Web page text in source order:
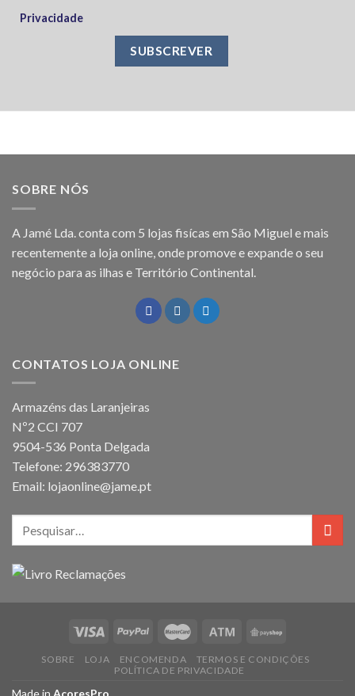
Privacidade
SOBRE NÓS
A Jamé Lda. conta com 5 lojas fisícas em São Miguel e mais
recentemente a loja online, onde promove e expande o seu
negócio para as ilhas e Território Continental.
CONTATOS LOJA ONLINE
Armazéns das Laranjeiras
Nº2 CCI 707
9504-536 Ponta Delgada
Telefone: 296383770
Email: lojaonline@jame.pt
SOBRE LOJA ENCOMENDA
TERMOS E CONDIÇÕES
POLÍTICA DE PRIVACIDADE
Made in AcoresPro